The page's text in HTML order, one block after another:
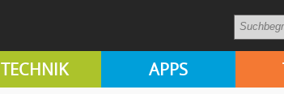
TECHNIK APPS